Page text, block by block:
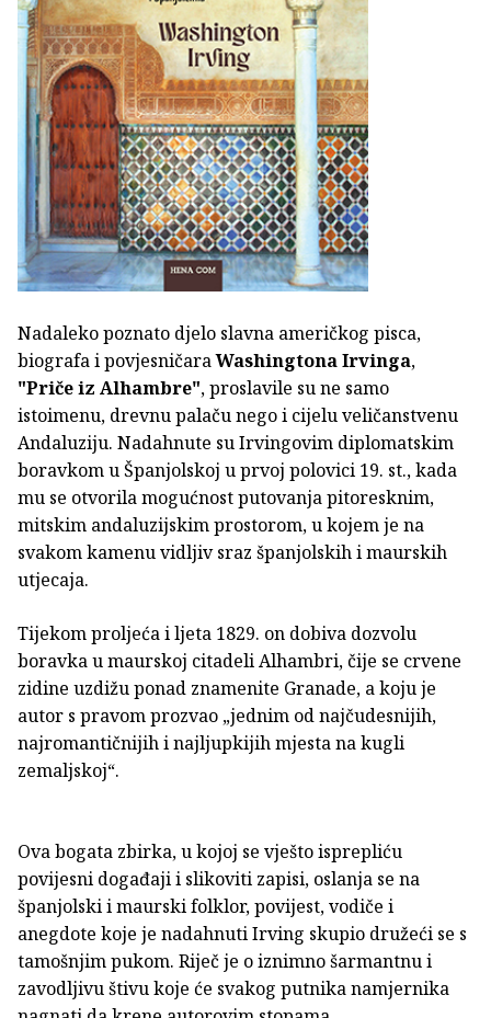
Nadaleko poznato djelo slavna američkog pisca,
biografa i povjesničaraWashingtona Irvinga,
"Priče iz Alhambre", proslavile su ne samo
istoimenu, drevnu palaču nego i cijelu veličanstvenu
Andaluziju. Nadahnute su Irvingovim diplomatskim
boravkom u Španjolskoj u prvoj polovici 19. st., kada
mu se otvorila mogućnost putovanja pitoresknim,
mitskim andaluzijskim prostorom, u kojem je na
svakom kamenu vidljiv sraz španjolskih i maurskih
utjecaja.
Tijekom proljeća i ljeta 1829. on dobiva dozvolu
boravka u maurskoj citadeli Alhambri, čije se crvene
zidine uzdižu ponad znamenite Granade, a koju je
autor s pravom prozvao „jednim od najčudesnijih,
najromantičnijih i najljupkijih mjesta na kugli
zemaljskoj“.
Ova bogata zbirka, u kojoj se vješto isprepliću
povijesni događaji i slikoviti zapisi, oslanja se na
španjolski i maurski folklor, povijest, vodiče i
anegdote koje je nadahnuti Irving skupio družeći se s
tamošnjim pukom. Riječ je o iznimno šarmantnu i
zavodljivu štivu koje će svakog putnika namjernika